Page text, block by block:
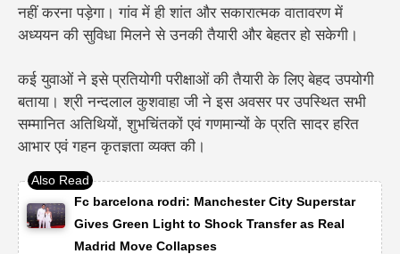
नहीं करना पड़ेगा। गांव में ही शांत और सकारात्मक वातावरण में
अध्ययन की सुविधा मिलने से उनकी तैयारी और बेहतर हो सकेगी।
कई युवाओं ने इसे प्रतियोगी परीक्षाओं की तैयारी के लिए बेहद उपयोगी
बताया।श्री नन्दलाल कुशवाहा जी ने इस अवसर पर उपस्थित सभी
सम्मानित अतिथियों, शुभचिंतकों एवं गणमान्यों के प्रति सादर हरित
आभार एवं गहन कृतज्ञता व्यक्त की।
Fc barcelona rodri: Manchester City Superstar
Gives Green Light to Shock Transfer as Real
Madrid Move Collapses